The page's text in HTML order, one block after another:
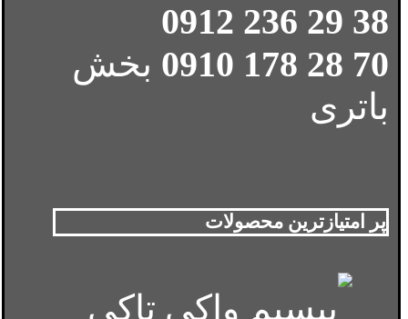
38 29 236 0912
70 28 178 0910
بخش
باتری
پر امتیازترین محصولات